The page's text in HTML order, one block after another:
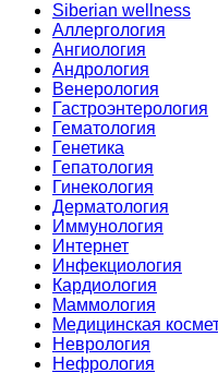
Siberian wellness
Аллергология
Ангиология
Андрология
Венерология
Гастроэнтерология
Гематология
Генетика
Гепатология
Гинекология
Дерматология
Иммунология
Интернет
Инфекциология
Кардиология
Маммология
Медицинская
Неврология
Нефрология